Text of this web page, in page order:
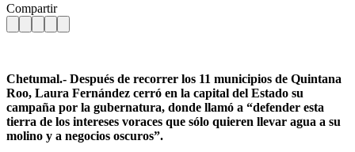
Compartir
Chetumal.- Después de recorrer los 11 municipios de Quintana
Roo, Laura Fernández cerró en la capital del Estado su
campaña por la gubernatura, donde llamó a “defender esta
tierra de los intereses voraces que sólo quieren llevar agua a su
molino y a negocios oscuros”.